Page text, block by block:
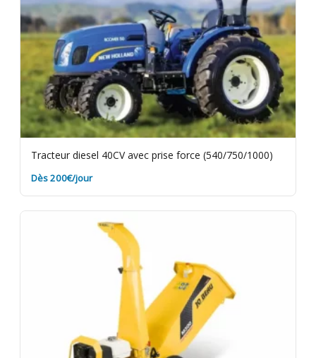
Tracteur diesel 40CV avec prise force (540/750/1000)
Dès 200€/jour